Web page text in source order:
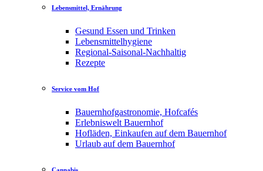
Lebensmittel, Ernährung
Gesund Essen und Trinken
Lebensmittelhygiene
Regional-Saisonal-Nachhaltig
Rezepte
Service vom Hof
Bauernhofgastronomie, Hofcafés
Erlebniswelt Bauernhof
Hofläden, Einkaufen auf dem Bauernhof
Urlaub auf dem Bauernhof